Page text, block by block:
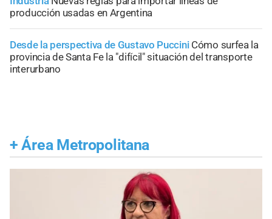
producción usadas en Argentina
Desde la perspectiva de Gustavo Puccini Cómo surfea la
provincia de Santa Fe la "difícil" situación del transporte
interurbano
+ Área Metropolitana